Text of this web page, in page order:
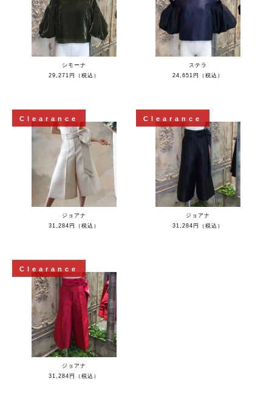
シモーナ
29,271円（税込）
ステラ
24,651円（税込）
Clearance
ジョアナ
31,284円（税込）
Clearance
ジョアナ
31,284円（税込）
Clearance
ジョアナ
31,284円（税込）